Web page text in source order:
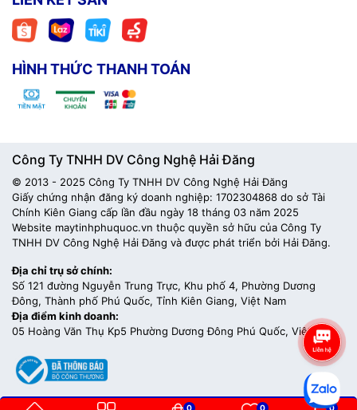
HÌNH THỨC THANH TOÁN
Công Ty TNHH DV Công Nghệ Hải Đăng
© 2013 - 2025 Công Ty TNHH DV Công Nghệ Hải Đăng
Giấy chứng nhận đăng ký doanh nghiệp: 1702304868 do sở Tài
Chính Kiên Giang cấp lần đầu ngày 18 tháng 03 năm 2025
Website maytinhphuquoc.vn thuộc quyền sở hữu của Công Ty
TNHH DV Công Nghệ Hải Đăng và được phát triển bởi Hải Đăng.
Địa chỉ trụ sở chính:
Số 121 đường Nguyễn Trung Trực, Khu phố 4, Phường Dương
Đông, Thành phố Phú Quốc, Tỉnh Kiên Giang, Việt Nam
Địa điểm kinh doanh:
05 Hoàng Văn Thụ Kp5 Phường Dương Đông Phú Quốc, Việt Nam
0 0 0